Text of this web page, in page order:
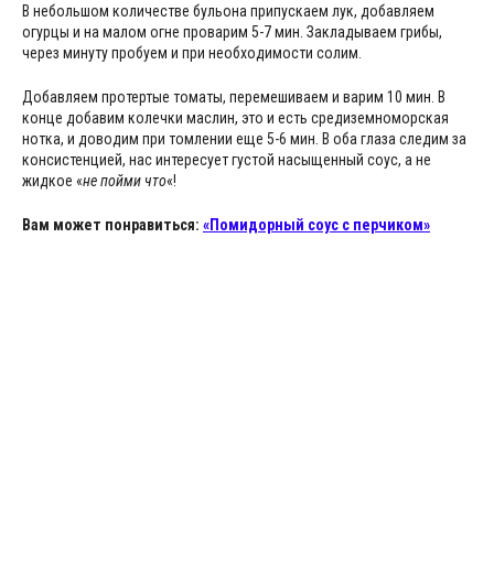
В небольшом количестве бульона припускаем лук, добавляем
огурцы и на малом огне проварим 5-7 мин. Закладываем грибы,
через минуту пробуем и при необходимости солим.
Добавляем протертые томаты, перемешиваем и варим 10 мин. В
конце добавим колечки маслин, это и есть средиземноморская
нотка, и доводим при томлении еще 5-6 мин. В оба глаза следим за
консистенцией, нас интересует густой насыщенный соус, а не
жидкое «не пойми что«!
Вам может понравиться: «Помидорный соус с перчиком»